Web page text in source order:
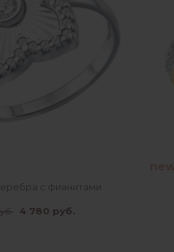
с фианитами
4 780 руб.